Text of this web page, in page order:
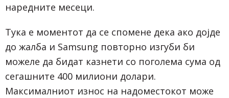
наредните месеци.
Тука е моментот да се спомене дека ако дојде
до жалба и Samsung повторно изгуби би
можеле да бидат казнети со поголема сума од
сегашните 400 милиони долари.
Максималниот износ на надоместокот може